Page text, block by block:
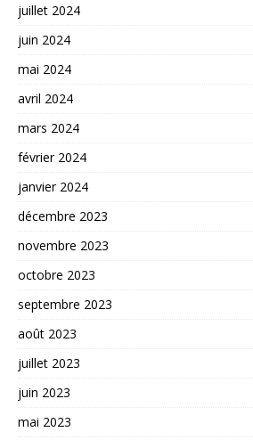
juillet 2024
juin 2024
mai 2024
avril 2024
mars 2024
février 2024
janvier 2024
décembre 2023
novembre 2023
octobre 2023
septembre 2023
août 2023
juillet 2023
juin 2023
mai 2023